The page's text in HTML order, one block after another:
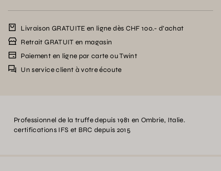
Livraison GRATUITE en ligne dès CHF 100.- d’achat
Retrait GRATUIT en magasin
Paiement en ligne par carte ou Twint
Un service client à votre écoute
Professionnel de la truffe depuis 1981 en Ombrie, Italie.
certifications IFS et BRC depuis 2015